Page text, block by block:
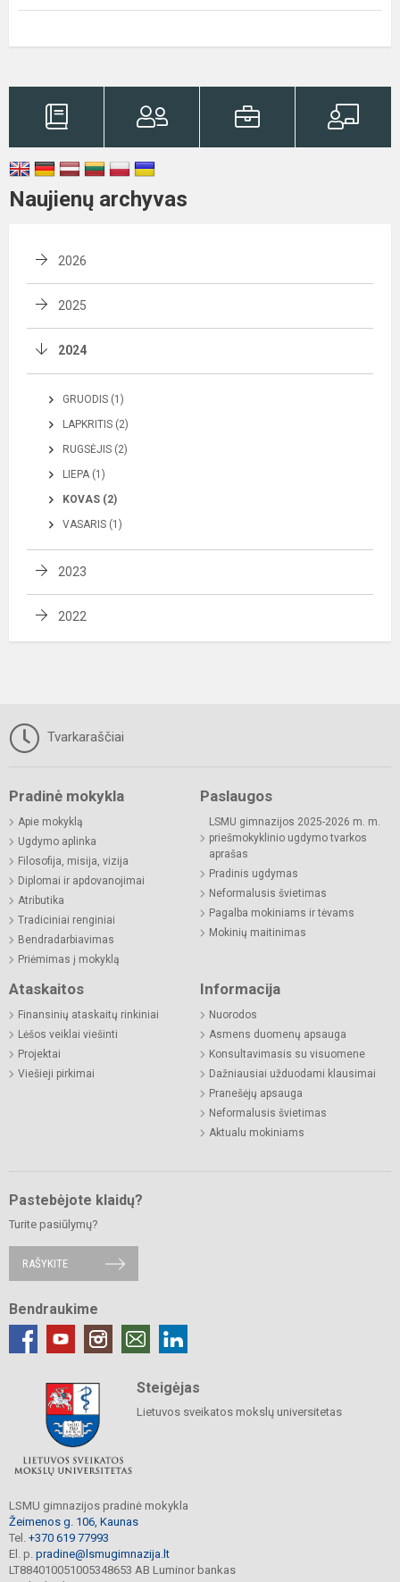
Naujienų archyvas
2026
2025
2024
GRUODIS (1)
LAPKRITIS (2)
RUGSĖJIS (2)
LIEPA (1)
KOVAS (2)
VASARIS (1)
2023
2022
Tvarkaraščiai
Pradinė mokykla
Apie mokyklą
Ugdymo aplinka
Filosofija, misija, vizija
Diplomai ir apdovanojimai
Atributika
Tradiciniai renginiai
Bendradarbiavimas
Priėmimas į mokyklą
Paslaugos
LSMU gimnazijos 2025-2026 m. m.
priešmokyklinio ugdymo tvarkos
aprašas
Pradinis ugdymas
Neformalusis švietimas
Pagalba mokiniams ir tėvams
Mokinių maitinimas
Ataskaitos
Finansinių ataskaitų rinkiniai
Lėšos veiklai viešinti
Projektai
Viešieji pirkimai
Informacija
Nuorodos
Asmens duomenų apsauga
Konsultavimasis su visuomene
Dažniausiai užduodami klausimai
Pranešėjų apsauga
Neformalusis švietimas
Aktualu mokiniams
Pastebėjote klaidų?
Turite pasiūlymų?
RAŠYKITE
Bendraukime
Steigėjas
Lietuvos sveikatos mokslų universitetas
LSMU gimnazijos pradinė mokykla
Žeimenos g. 106, Kaunas
Tel. +370 619 77993
El. p. pradine@lsmugimnazija.lt
LT884010051005348653 AB Luminor bankas